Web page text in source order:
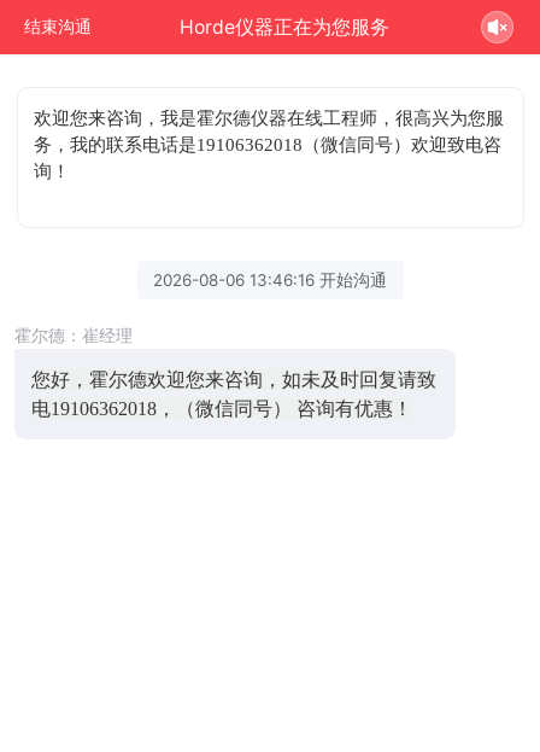
结束沟通 Horde仪器正在为您服务
欢迎您来咨询 ，我是霍尔德仪器在线工程师，很高兴为您服
务，我的联系电话是19106362018（微信同号）欢迎致电咨
询！
2026-08-06 13:46:16 开始沟通
霍尔德：崔经理
您好，霍尔德欢迎您来咨询，如未及时回复请致
电19106362018，（微信同号） 咨询有优惠！